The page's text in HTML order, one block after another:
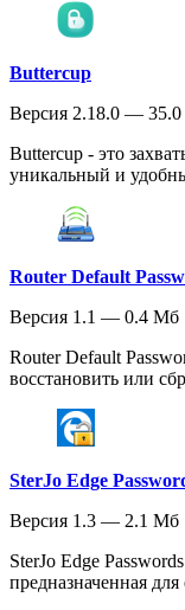
Buttercup
Версия 2.18.0 —
Buttercup - это
уникальный и
Router Default
Версия 1.1 — 0.4 Мб
Router Default
восстановить или
SterJo Edge
Версия 1.3 — 2.1 Мб
SterJo Edge
предназначенная